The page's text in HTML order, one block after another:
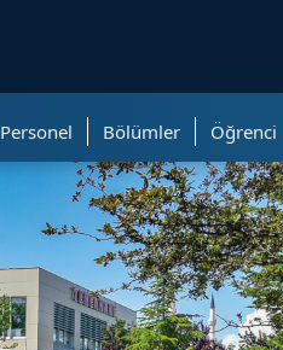
Personel Bölümler Öğrenci